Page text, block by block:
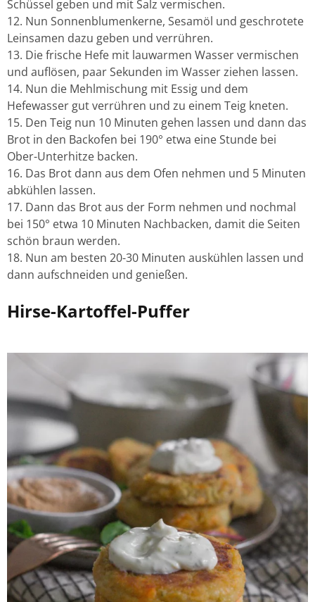
Schüssel geben und mit Salz vermischen.
Nun Sonnenblumenkerne, Sesamöl und geschrotete
Leinsamen dazu geben und verrühren.
Die frische Hefe mit lauwarmen Wasser vermischen
und auflösen, paar Sekunden im Wasser ziehen lassen.
Nun die Mehlmischung mit Essig und dem
Hefewasser gut verrühren und zu einem Teig kneten.
Den Teig nun 10 Minuten gehen lassen und dann das
Brot in den Backofen bei 190° etwa eine Stunde bei
Ober-Unterhitze backen.
Das Brot dann aus dem Ofen nehmen und 5 Minuten
abkühlen lassen.
Dann das Brot aus der Form nehmen und nochmal
bei 150° etwa 10 Minuten Nachbacken, damit die Seiten
schön braun werden.
Nun am besten 20-30 Minuten auskühlen lassen und
dann aufschneiden und genießen.
Hirse-Kartoffel-Puffer